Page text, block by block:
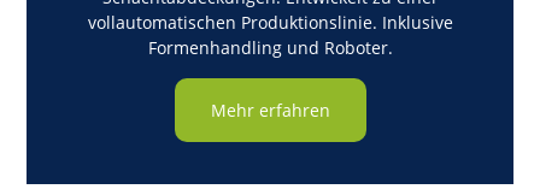
vollautomatischen Produktionslinie. Inklusive
Formenhandling und Roboter.
Mehr erfahren